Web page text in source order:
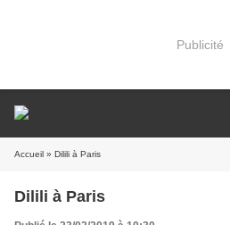
Publicité
Accueil » Dilili à Paris
Dilili à Paris